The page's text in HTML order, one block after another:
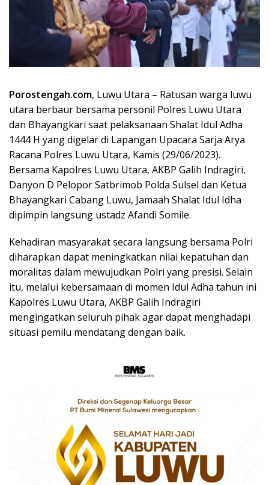
Porostengah.com, Luwu Utara – Ratusan warga luwu
utara berbaur bersama personil Polres Luwu Utara
dan Bhayangkari saat pelaksanaan Shalat Idul Adha
1444 H yang digelar di Lapangan Upacara Sarja Arya
Racana Polres Luwu Utara, Kamis (29/06/2023).
Bersama Kapolres Luwu Utara, AKBP Galih Indragiri,
Danyon D Pelopor Satbrimob Polda Sulsel dan Ketua
Bhayangkari Cabang Luwu, Jamaah Shalat Idul Idha
dipimpin langsung ustadz Afandi Somile.
Kehadiran masyarakat secara langsung bersama Polri
diharapkan dapat meningkatkan nilai kepatuhan dan
moralitas dalam mewujudkan Polri yang presisi. Selain
itu, melalui kebersamaan di momen Idul Adha tahun ini
Kapolres Luwu Utara, AKBP Galih Indragiri
mengingatkan seluruh pihak agar dapat menghadapi
situasi pemilu mendatang dengan baik.